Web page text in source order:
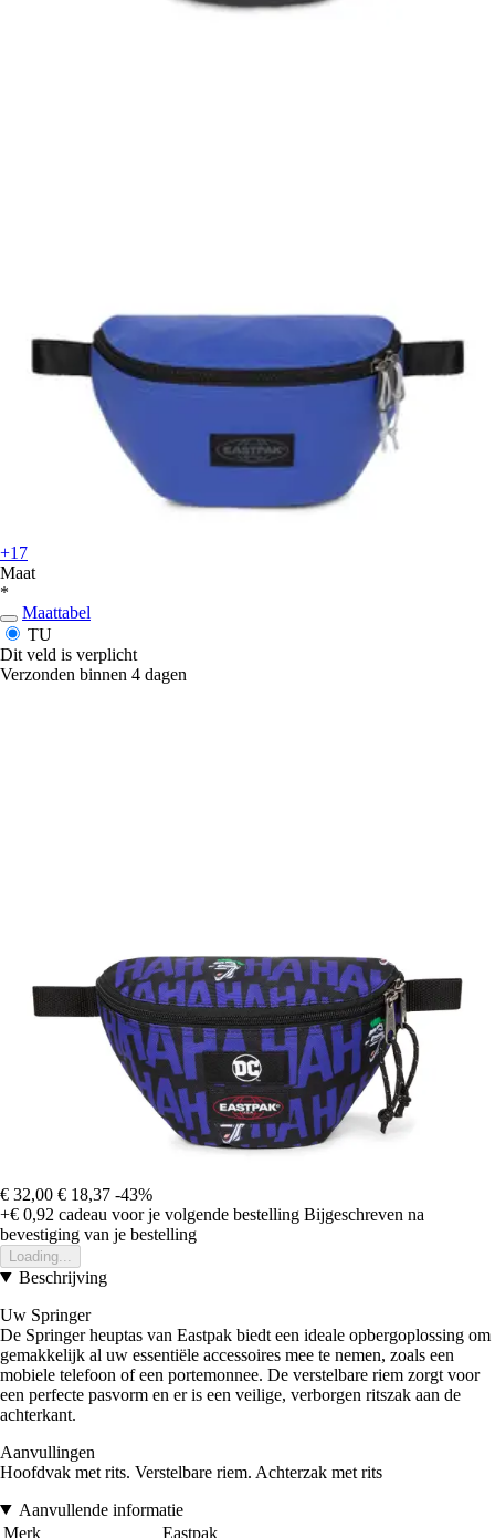
+17
Maat
*
Maattabel
TU
Dit veld is verplicht
Verzonden binnen 4 dagen
€ 32,00 € 18,37 -43%
+€ 0,92 cadeau voor je volgende bestelling Bijgeschreven na
bevestiging van je bestelling
Loading...
Beschrijving
Uw Springer
De Springer heuptas van Eastpak biedt een ideale opbergoplossing om
gemakkelijk al uw essentiële accessoires mee te nemen, zoals een
mobiele telefoon of een portemonnee. De verstelbare riem zorgt voor
een perfecte pasvorm en er is een veilige, verborgen ritszak aan de
achterkant.
Aanvullingen
Hoofdvak met rits. Verstelbare riem. Achterzak met rits
Aanvullende informatie
Merk
Eastpak